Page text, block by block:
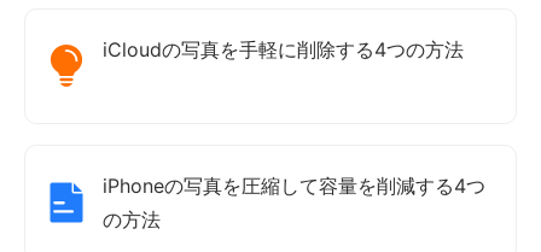
iCloudの写真を手軽に削除する4つの方法
iPhoneの写真を圧縮して容量を削減する4つ
の方法